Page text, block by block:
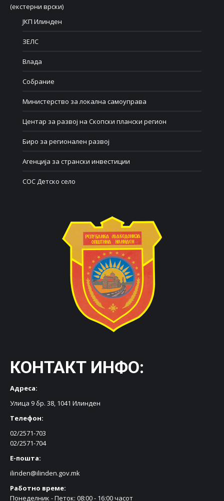
(екстерни врски)
ЈКП Илинден
ЗЕЛС
Влада
Собрание
Министерство за локална самоуправа
Центар за развој на Скопски плански регион
Биро за регионален развој
Агенција за странски инвестиции
СОС Детско село
КОНТАКТ ИНФО:
Адреса:
Улица 9 бр. 38, 1041 Илинден
Телефон:
02/2571-703
02/2571-704
Е-пошта:
ilinden@ilinden.gov.mk
Работно време:
Понеделник - Петок: 08:00 - 16:00 часот